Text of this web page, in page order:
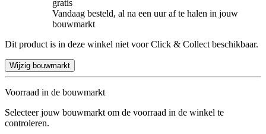
gratis
Vandaag besteld, al na een uur af te halen in jouw
bouwmarkt
Dit product is in deze winkel niet voor Click & Collect beschikbaar.
Wijzig bouwmarkt
Voorraad in de bouwmarkt
Selecteer jouw bouwmarkt om de voorraad in de winkel te
controleren.